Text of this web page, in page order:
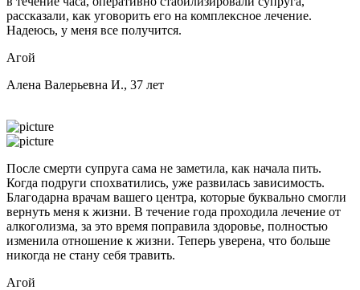
рассказали, как уговорить его на комплексное лечение.
Надеюсь, у меня все получится.
Агой
Алена Валерьевна И., 37 лет
После смерти супруга сама не заметила, как начала пить.
Когда подруги спохватились, уже развилась зависимость.
Благодарна врачам вашего центра, которые буквально смогли
вернуть меня к жизни. В течение года проходила лечение от
алкоголизма, за это время поправила здоровье, полностью
изменила отношение к жизни. Теперь уверена, что больше
никогда не стану себя травить.
Агой